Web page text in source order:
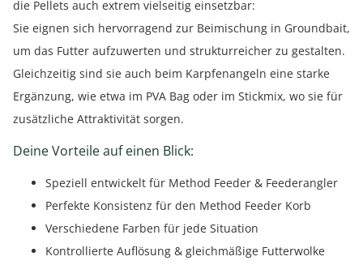
die Pellets auch extrem vielseitig einsetzbar:
Sie eignen sich hervorragend zur Beimischung in Groundbait,
um das Futter aufzuwerten und strukturreicher zu gestalten.
Gleichzeitig sind sie auch beim Karpfenangeln eine starke
Ergänzung, wie etwa im PVA Bag oder im Stickmix, wo sie für
zusätzliche Attraktivität sorgen.
Deine Vorteile auf einen Blick:
Speziell entwickelt für Method Feeder & Feederangler
Perfekte Konsistenz für den Method Feeder Korb
Verschiedene Farben für jede Situation
Kontrollierte Auflösung & gleichmäßige Futterwolke